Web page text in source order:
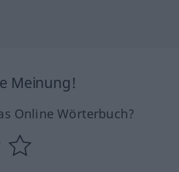
Meinung!
Online Wörterbuch?